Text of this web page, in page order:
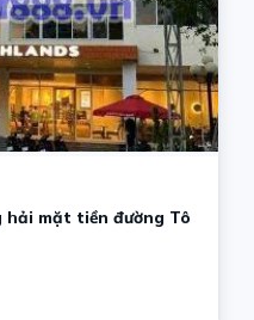
hải mặt tiền đường Tô